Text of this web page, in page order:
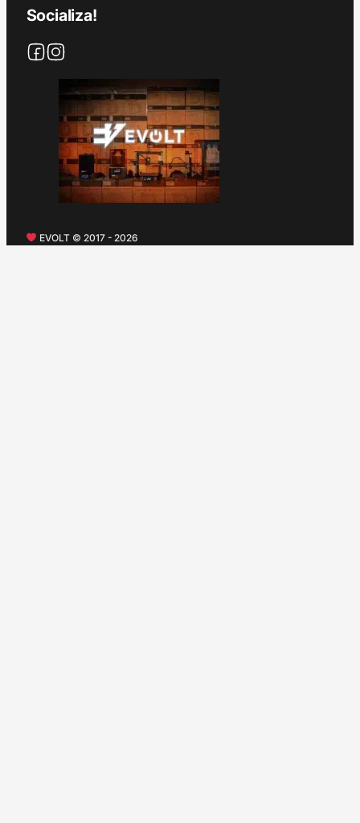
Socializa!
EVOLT © 2017 - 2026